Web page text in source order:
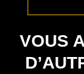
VOUS